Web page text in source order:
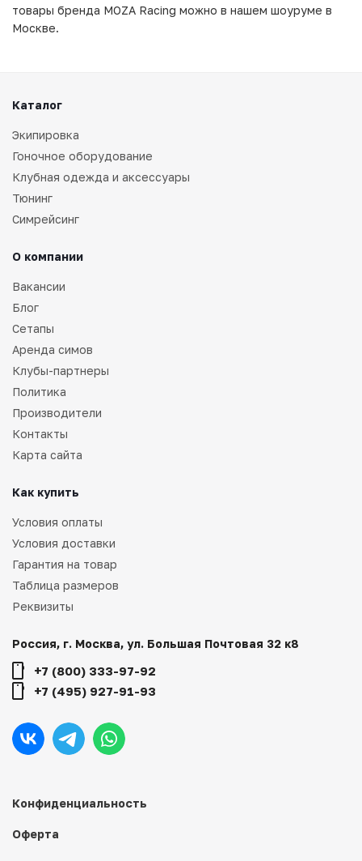
товары бренда MOZA Racing можно в нашем шоуруме в
Москве.
Конфиденциальность
Оферта
Каталог
Экипировка
Гоночное оборудование
Клубная одежда и аксессуары
Тюнинг
Симрейсинг
О компании
Вакансии
Блог
Сетапы
Аренда симов
Клубы-партнеры
Политика
Производители
Контакты
Карта сайта
Как купить
Условия оплаты
Условия доставки
Гарантия на товар
Таблица размеров
Реквизиты
Россия, г. Москва, ул. Большая Почтовая 32 к8
+7 (800) 333-97-92
+7 (495) 927-91-93